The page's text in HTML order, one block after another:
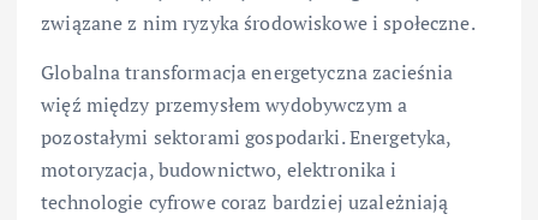
związane z nim ryzyka środowiskowe i społeczne.
Globalna transformacja energetyczna zacieśnia
więź między przemysłem wydobywczym a
pozostałymi sektorami gospodarki. Energetyka,
motoryzacja, budownictwo, elektronika i
technologie cyfrowe coraz bardziej uzależniają